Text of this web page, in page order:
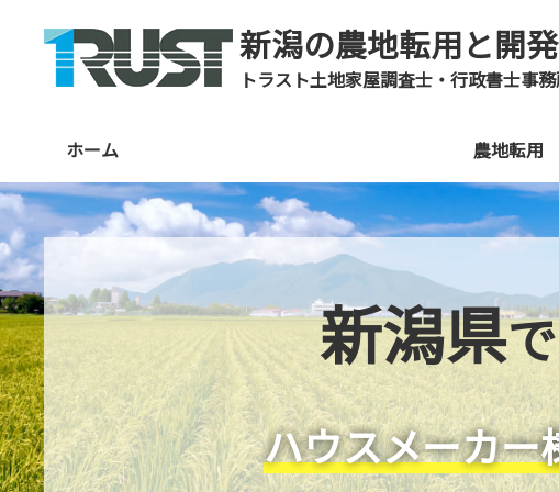
新潟の農地転用と開
トラスト土地家屋調査士・行政書士事
ホーム 農地転用
新潟県
ハウスメーカー